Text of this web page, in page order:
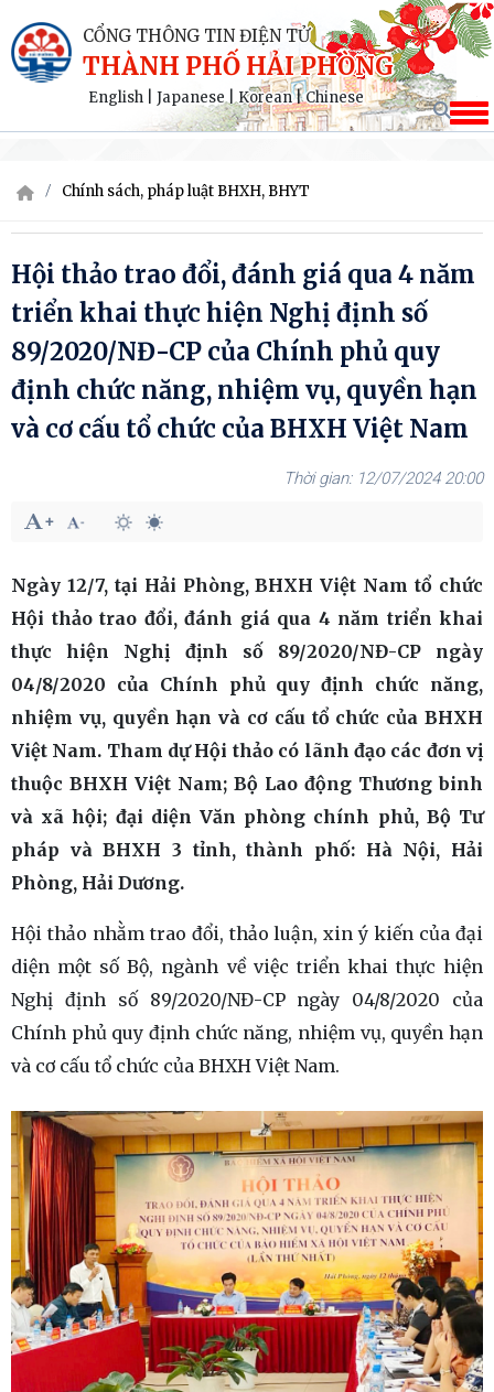
CỔNG THÔNG TIN ĐIỆN TỬ
THÀNH PHỐ HẢI PHÒNG
English Japanese|Korean|Chinese
Chính sách, pháp luật BHXH, BHYT
Hội thảo trao đổi, đánh giá qua 4 năm
triển khai thực hiện Nghị định số
89/2020/NĐ-CP của Chính phủ quy
định chức năng, nhiệm vụ, quyền hạn
và cơ cấu tổ chức của BHXH Việt Nam
12/07/2024 20:00
Ngày 12/7, tại Hải Phòng, BHXH Việt Nam tổ chức
Hội thảo trao đổi, đánh giá qua 4 năm triển khai
thực hiện Nghị định số 89/2020/NĐ-CP ngày
04/8/2020 của Chính phủ quy định chức năng,
nhiệm vụ, quyền hạn và cơ cấu tổ chức của BHXH
Việt Nam. Tham dự Hội thảo có lãnh đạo các đơn vị
thuộc BHXH Việt Nam; Bộ Lao động Thương binh
và xã hội; đại diện Văn phòng chính phủ, Bộ Tư
pháp và BHXH 3 tỉnh, thành phố: Hà Nội, Hải
Phòng, Hải Dương.
Hội thảo nhằm trao đổi, thảo luận, xin ý kiến của đại
diện một số Bộ, ngành về việc triển khai thực hiện
Nghị định số 89/2020/NĐ-CP ngày 04/8/2020 của
Chính phủ quy định chức năng, nhiệm vụ, quyền hạn
và cơ cấu tổ chức của BHXH Việt Nam.